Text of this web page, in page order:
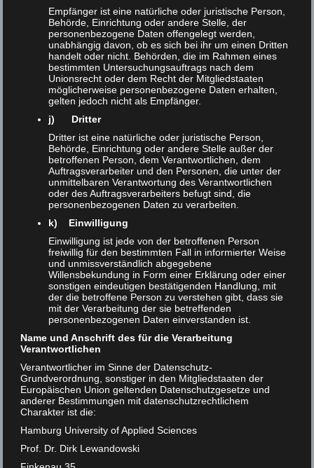
H5: Es gibt einen Zusammenhang zwischen dem
Standort und der Ranking-Position.
H6: Es gibt einen Zusammenhang zwischen der
Medienart und der Ranking-Position.
Erscheinungsjahr und der Ranking-Position.
Die möglichen Verzerrungen im Relevanz-Ranking des
Katalogplus wurden anhand einer quantitativen
Datenanalyse untersucht, in der verschiedene
statistische Auswertungsverfahren angewendet
wurden.
Nach Abschluss der Auswertung konnten im Ranking
des Katalogplus Verzerrungen hinsichtlich Geschlecht,
Erscheinungsjahr gefunden werden. Die verschiedenen
Ausprägungen dieser Variablen waren in den Top-
Ranking-Positionen des Katalogplus entweder
signifikant über- oder unterrepräsentiert. Daher zeigt
die Studie, dass es sinnvoll ist, die Suchergebnisse von
Ranking-Algorithmen in Bibliothekskatalogen zu
untersuchen. Trotz des entgegengebrachten
Empfänger ist eine natürliche oder juristische Person,
Behörde, Einrichtung oder andere Stelle, der
personenbezogene Daten offengelegt werden,
unabhängig davon, ob es sich bei ihr um einen Dritten
handelt oder nicht. Behörden, die im Rahmen eines
bestimmten Untersuchungsauftrags nach dem
Unionsrecht oder dem Recht der Mitgliedstaaten
möglicherweise personenbezogene Daten erhalten,
gelten jedoch nicht als Empfänger.
j) Dritter
Dritter ist eine natürliche oder juristische Person,
Behörde, Einrichtung oder andere Stelle außer der
betroffenen Person, dem Verantwortlichen, dem
Auftragsverarbeiter und den Personen, die unter der
unmittelbaren Verantwortung des Verantwortlichen
oder des Auftragsverarbeiters befugt sind, die
personenbezogenen Daten zu verarbeiten.
k) Einwilligung
Einwilligung ist jede von der betroffenen Person
freiwillig für den bestimmten Fall in informierter Weise
und unmissverständlich abgegebene
Willensbekundung in Form einer Erklärung oder einer
sonstigen eindeutigen bestätigenden Handlung, mit
der die betroffene Person zu verstehen gibt, dass sie
mit der Verarbeitung der sie betreffenden
personenbezogenen Daten einverstanden ist.
Name und Anschrift des für die Verarbeitung
Verantwortlichen
Verantwortlicher im Sinne der Datenschutz-
Grundverordnung, sonstiger in den Mitgliedstaaten der
Europäischen Union geltenden Datenschutzgesetze und
anderer Bestimmungen mit datenschutzrechtlichem
Charakter ist die:
Hamburg University of Applied Sciences
Prof. Dr. Dirk Lewandowski